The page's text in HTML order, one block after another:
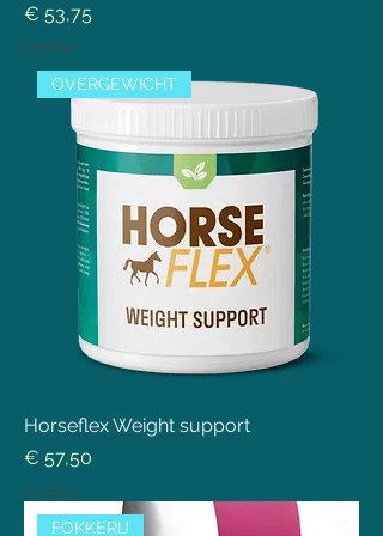
Prijs
€ 53,75
incl.Btw
OVERGEWICHT
Horseflex Weight support
Prijs
€ 57,50
incl.Btw
FOKKERIJ